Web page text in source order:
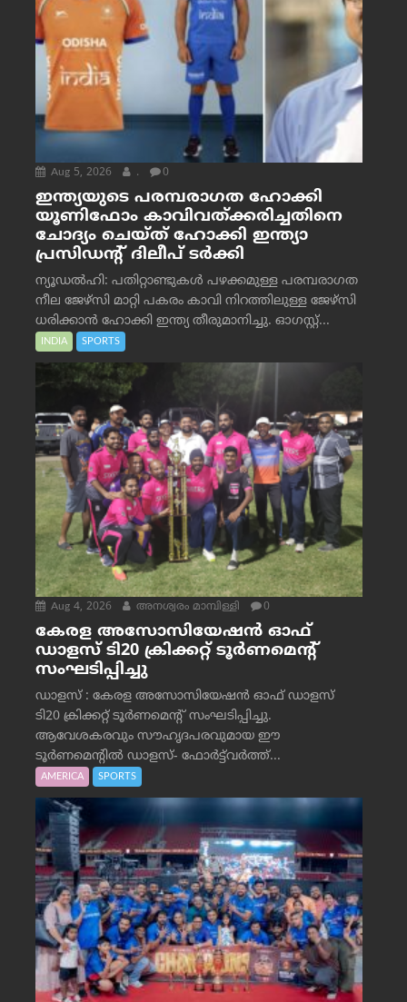
Aug 5, 2026 . 0
ഇന്ത്യയുടെ പരമ്പരാഗത ഹോക്കി
യൂണിഫോം കാവിവത്ക്കരിച്ചതിനെ
ചോദ്യം ചെയ്ത് ഹോക്കി ഇന്ത്യാ
പ്രസിഡന്റ് ദിലീപ് ടര്‍ക്കി
ന്യൂഡൽഹി: പതിറ്റാണ്ടുകൾ പഴക്കമുള്ള പരമ്പരാഗത
നീല ജേഴ്‌സി മാറ്റി പകരം കാവി നിറത്തിലുള്ള ജേഴ്‌സി
ധരിക്കാൻ ഹോക്കി ഇന്ത്യ തീരുമാനിച്ചു. ഓഗസ്റ്റ്...
INDIA SPORTS
Aug 4, 2026 അനശ്വരം മാമ്പിള്ളി 0
കേരള അസോസിയേഷൻ ഓഫ്
ഡാളസ് ടി20 ക്രിക്കറ്റ് ടൂർണമെന്റ്
സംഘടിപ്പിച്ചു
ഡാളസ് : കേരള അസോസിയേഷൻ ഓഫ് ഡാളസ്
ടി20 ക്രിക്കറ്റ് ടൂർണമെന്റ് സംഘടിപ്പിച്ചു.
ആവേശകരവും സൗഹൃദപരവുമായ ഈ
ടൂർണമെന്റിൽ ഡാളസ്- ഫോർട്ട്‌വര്‍ത്ത്...
AMERICA SPORTS